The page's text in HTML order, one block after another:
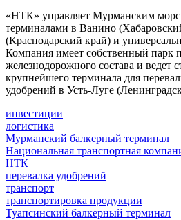
«НТК» управляет Мурманским
терминалами в Ванино
(Краснодарский край) и
Компания имеет собственный парк
железнодорожного состава и ведет
крупнейшего терминала для
удобрений в Усть-Луге
инвестиции
логистика
Мурманский балкерный терминал
Национальная транспортная
НТК
перевалка удобрений
транспорт
транспортировка продукции
Туапсинский балкерный терминал